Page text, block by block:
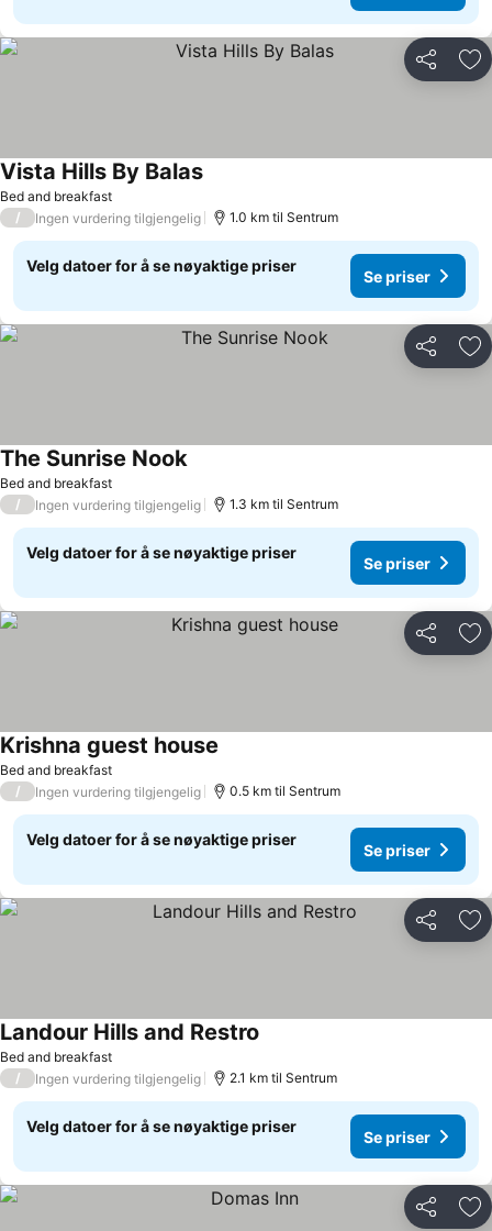
Del
Bed and breakfast
Vista Hills By BalasSe priser
/ Ingen vurdering tilgjengelig 1.0 km til Sentrum
Velg datoer for å se nøyaktige priser
Se priser
Del
Bed and breakfast
The Sunrise NookSe priser
/ Ingen vurdering tilgjengelig 1.3 km til Sentrum
Velg datoer for å se nøyaktige priser
Se priser
Del
Bed and breakfast
Krishna guest house
/ Ingen vurdering tilgjengelig 0.5 km til Sentrum
Velg datoer for å se nøyaktige priser
Se priser
Del
Bed and breakfast
Landour Hills and Restro
/ Ingen vurdering tilgjengelig 2.1 km til Sentrum
Velg datoer for å se nøyaktige priser
Se priser
Del